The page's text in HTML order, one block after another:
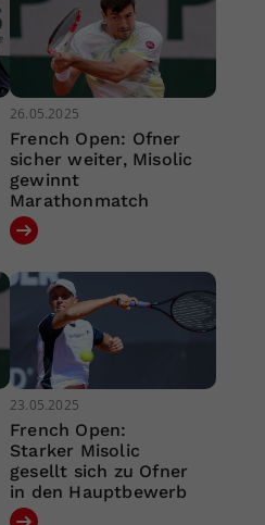
26.05.2025
French Open: Ofner
sicher weiter, Misolic
gewinnt
Marathonmatch
23.05.2025
French Open:
Starker Misolic
gesellt sich zu Ofner
in den Hauptbewerb